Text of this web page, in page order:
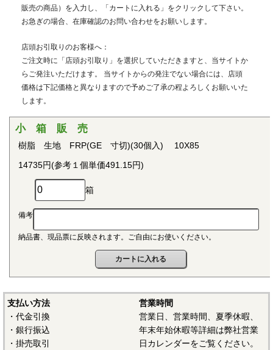
半結晶性の最高級性能を有するスーパーエンジニアリング
プラスチックです。エンプラのなかでも最高レベルの耐薬品
す。また、耐熱性、耐摩耗性、耐燃性、耐加水分解性にも優
れ、OA機器分野、自動車分野、ICウェハキャリア、LCD製造
用治具などで用いられています。PEEKはVictrex plcの日本に
おける登録商標です。
■ポリプロピレン(PP)
〇連続使用温度115℃（UL認定温度）〇燃焼性UL94 V-2
結晶性の代表的な汎用プラスチックです。比重が0.9と汎用
プラスチックのなかでも最も軽く、耐薬品性、耐加水分解
性、電気的特性にも優れ、応用範囲の広いプラスチックとし
て幅広い分野で用いられています。
結晶性のエンジニアリングプラスチックです。バランスの
取れた機械的性質を有し、かつ優れた耐疲労性で、耐クリー
プ性、摩擦摩耗特性、耐薬品性を備えていることから、金属
おいて広く用いられています。
■ポリアミド（ナイロン、PA）
〇連続使用温度PA6-65℃/PA66-75℃（UL認定温度）〇燃焼性
販売の商品）を入力し、「カートに入れる」をクリックして下さい。
お急ぎの場合、在庫確認のお問い合わせをお願いします。
店頭お引取りのお客様へ：
ご注文時に「店頭お引取り」を選択していただきますと、当サイトか
らご発注いただけます。 当サイトからの発注でない場合には、店頭
価格は下記価格と異なりますので予めご了承の程よろしくお願いいた
します。
小 箱 販 売
樹脂 生地 FRP(GE 寸切)(30個入) 10X85
14735円(参考１個単価491.15円)
箱
備考
納品書、現品票に反映されます。ご自由にお使いください。
支払い方法
・代金引換
・銀行振込
・掛売取引
営業時間
営業日、営業時間、夏季休暇、
年末年始休暇等詳細は弊社営業
日カレンダーをご覧ください。